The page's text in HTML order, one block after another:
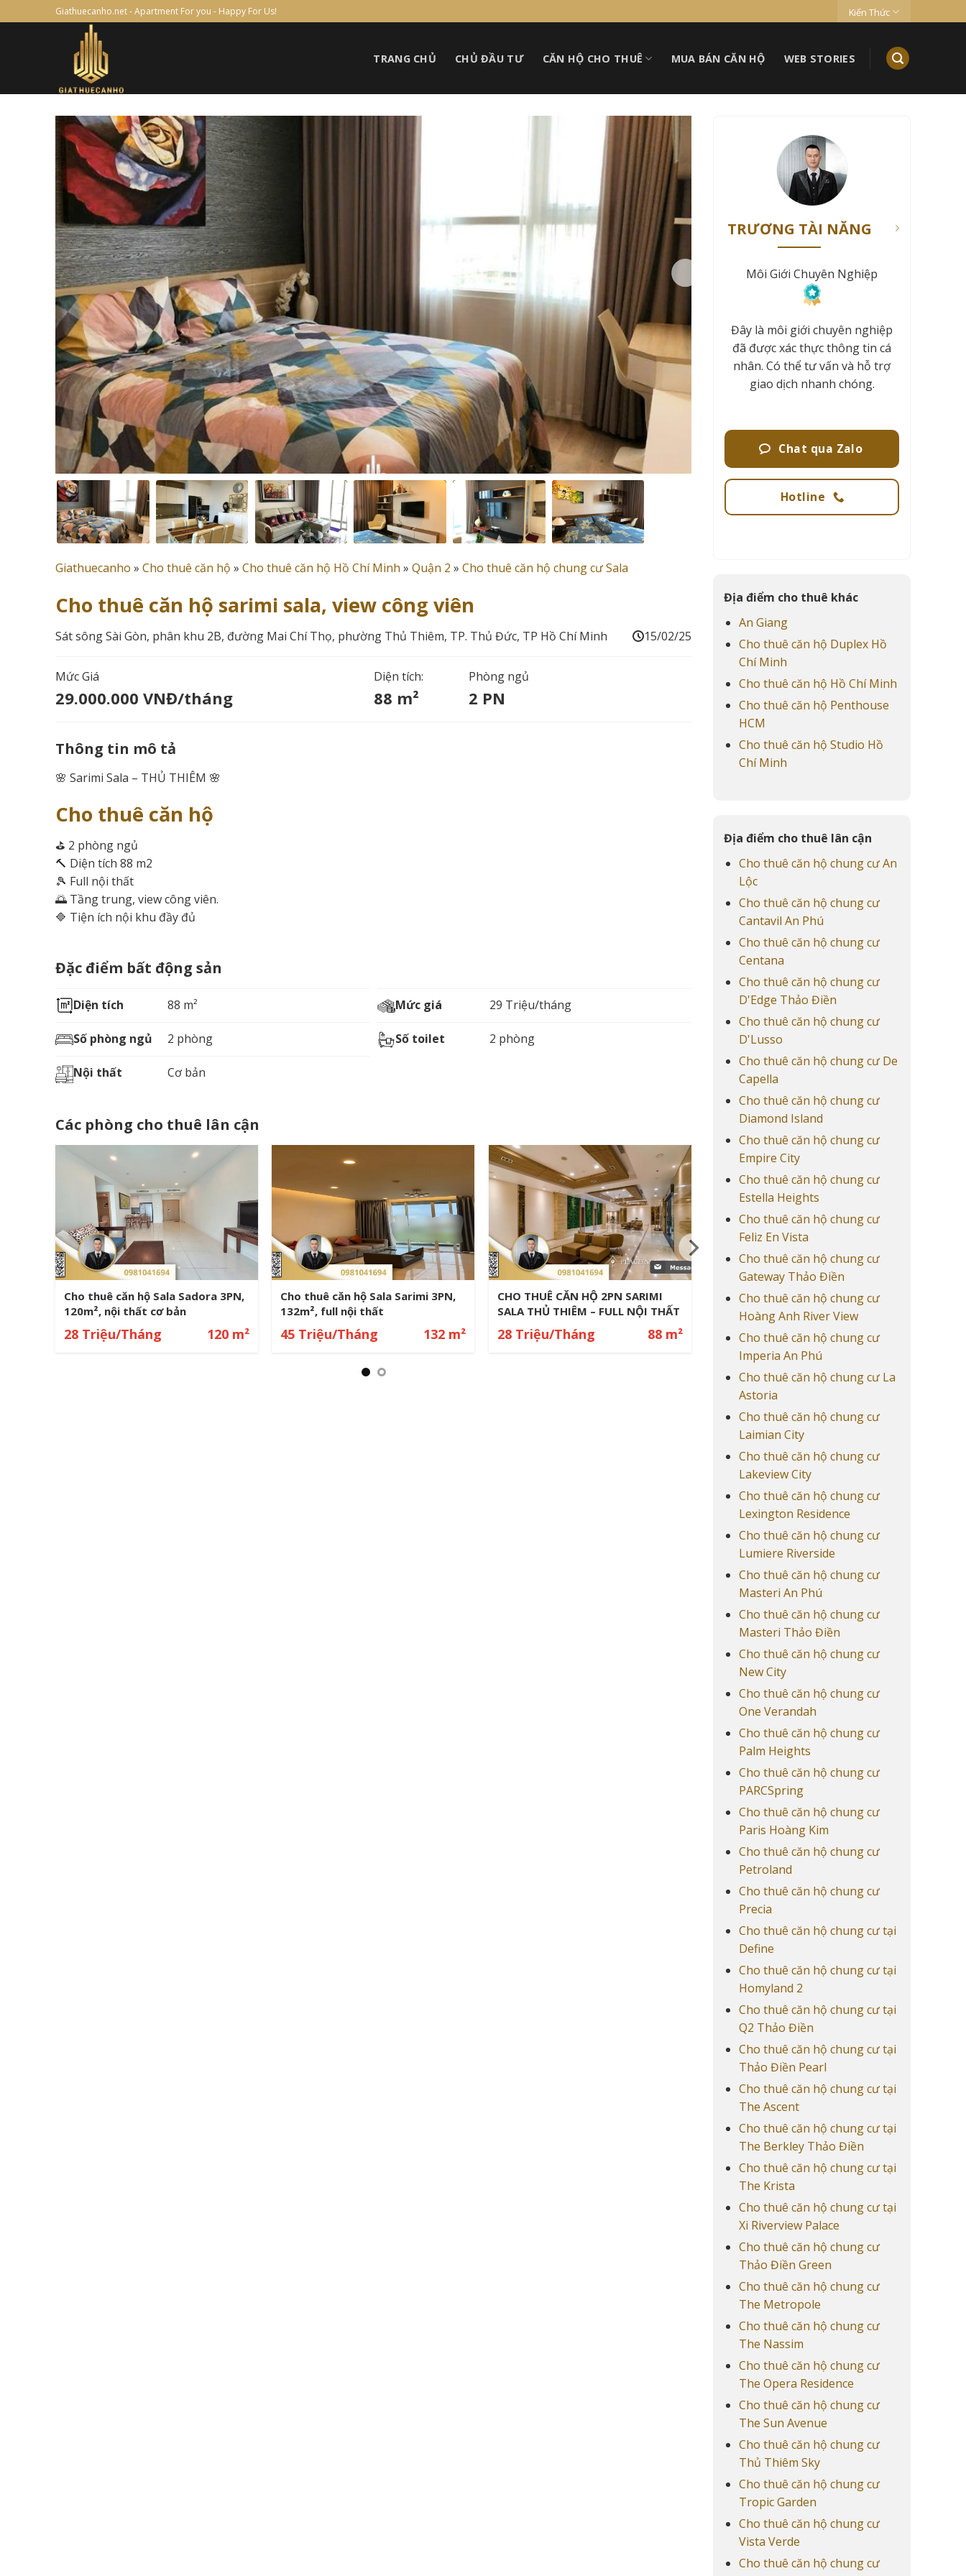
to
Giathuecanho.net - Apartment For you - Happy For Us! Kiến Thức
TRANG CHỦ CHỦ ĐẦU TƯ CĂN HỘ CHO THUÊ MUA BÁN CĂN HỘ WEB STORIES
Giathuecanho » Cho thuê căn hộ » Cho thuê căn hộ Hồ Chí Minh » Quận 2 » Cho thuê căn hộ chung cư Sala
Cho thuê căn hộ sarimi sala, view công viên
Sát sông Sài Gòn, phân khu 2B, đường Mai Chí Thọ, phường Thủ Thiêm, TP. Thủ Đức, TP Hồ Chí Minh 15/02/25
Mức Giá
29.000.000 VNĐ/tháng
Diện tích:
88 m²
Phòng ngủ
2 PN
Thông tin mô tả
🌸 Sarimi Sala – THỦ THIÊM 🌸
Cho thuê căn hộ
⛳ 2 phòng ngủ
🔨 Diện tích 88 m2
🎾 Full nội thất
🌅 Tầng trung, view công viên.
🔷 Tiện ích nội khu đầy đủ
Đặc điểm bất động sản
Diện tích 88 m² Mức giá 29 Triệu/tháng
Số phòng ngủ 2 phòng Số toilet 2 phòng
Nội thất Cơ bản
Các phòng cho thuê lân cận
Cho thuê căn hộ Sarimi Sala 88m²
2PN full nội thất view công viên
28 Triệu/Tháng 88 m²
Cho thuê căn hộ Sarina Sala 2PN
96m² full nội thất view Q1
28 Triệu/Tháng 96 m²
Cho Thuê Căn Hộ Sala Sarina
127m² – 3PN Full Nội Thất Cao Cấp
40 Triệu/Tháng 127 m²
TRƯƠNG TÀI NĂNG
Môi Giới Chuyên Nghiệp
Đây là môi giới chuyên nghiệp
đã được xác thực thông tin cá
nhân. Có thể tư vấn và hỗ trợ
giao dịch nhanh chóng.
Chat qua Zalo
Hotline
Địa điểm cho thuê khác
An Giang
Cho thuê căn hộ Duplex Hồ
Chí Minh
Cho thuê căn hộ Hồ Chí Minh
Cho thuê căn hộ Penthouse
HCM
Cho thuê căn hộ Studio Hồ
Chí Minh
Địa điểm cho thuê lân cận
Cho thuê căn hộ chung cư An
Lộc
Cho thuê căn hộ chung cư
Cantavil An Phú
Cho thuê căn hộ chung cư
Centana
Cho thuê căn hộ chung cư
D'Edge Thảo Điền
Cho thuê căn hộ chung cư
D'Lusso
Cho thuê căn hộ chung cư De
Capella
Cho thuê căn hộ chung cư
Diamond Island
Cho thuê căn hộ chung cư
Empire City
Cho thuê căn hộ chung cư
Estella Heights
Cho thuê căn hộ chung cư
Feliz En Vista
Cho thuê căn hộ chung cư
Gateway Thảo Điền
Cho thuê căn hộ chung cư
Hoàng Anh River View
Cho thuê căn hộ chung cư
Imperia An Phú
Cho thuê căn hộ chung cư La
Astoria
Cho thuê căn hộ chung cư
Laimian City
Cho thuê căn hộ chung cư
Lakeview City
Cho thuê căn hộ chung cư
Lexington Residence
Cho thuê căn hộ chung cư
Lumiere Riverside
Cho thuê căn hộ chung cư
Masteri An Phú
Cho thuê căn hộ chung cư
Masteri Thảo Điền
Cho thuê căn hộ chung cư
New City
Cho thuê căn hộ chung cư
One Verandah
Cho thuê căn hộ chung cư
Palm Heights
Cho thuê căn hộ chung cư
PARCSpring
Cho thuê căn hộ chung cư
Paris Hoàng Kim
Cho thuê căn hộ chung cư
Petroland
Cho thuê căn hộ chung cư
Precia
Cho thuê căn hộ chung cư tại
Define
Cho thuê căn hộ chung cư tại
Homyland 2
Cho thuê căn hộ chung cư tại
Q2 Thảo Điền
Cho thuê căn hộ chung cư tại
Thảo Điền Pearl
Cho thuê căn hộ chung cư tại
The Ascent
Cho thuê căn hộ chung cư tại
The Berkley Thảo Điền
Cho thuê căn hộ chung cư tại
The Krista
Cho thuê căn hộ chung cư tại
Xi Riverview Palace
Cho thuê căn hộ chung cư
Thảo Điền Green
Cho thuê căn hộ chung cư
The Metropole
Cho thuê căn hộ chung cư
The Nassim
Cho thuê căn hộ chung cư
The Opera Residence
Cho thuê căn hộ chung cư
The Sun Avenue
Cho thuê căn hộ chung cư
Thủ Thiêm Sky
Cho thuê căn hộ chung cư
Tropic Garden
Cho thuê căn hộ chung cư
Vista Verde
Cho thuê căn hộ chung cư